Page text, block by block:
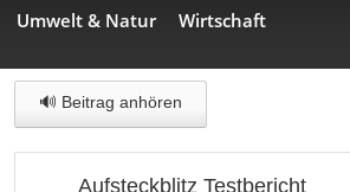
Umwelt & Natur
Wirtschaft
🔊 Beitrag anhören
Aufsteckblitz Testbericht